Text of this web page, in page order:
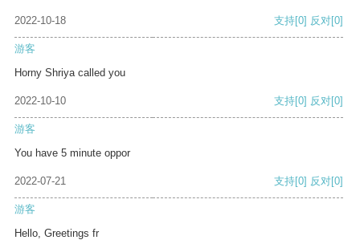
2022-10-18 支持[0] 反对[0]
游客
Horny Shriya called you
2022-10-10 支持[0] 反对[0]
游客
You have 5 minute oppor
2022-07-21 支持[0] 反对[0]
游客
Hello, Greetings fr